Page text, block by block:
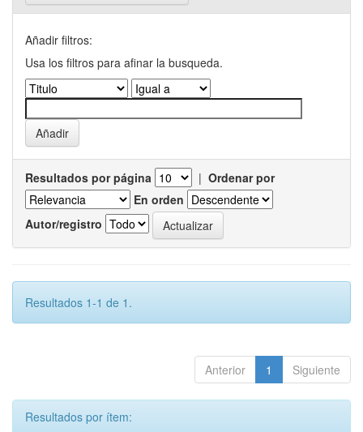
Añadir filtros:
Usa los filtros para afinar la busqueda.
Resultados por página | Ordenar por
En orden
Autor/registro
Resultados 1-1 de 1.
Anterior 1 Siguiente
Resultados por ítem: